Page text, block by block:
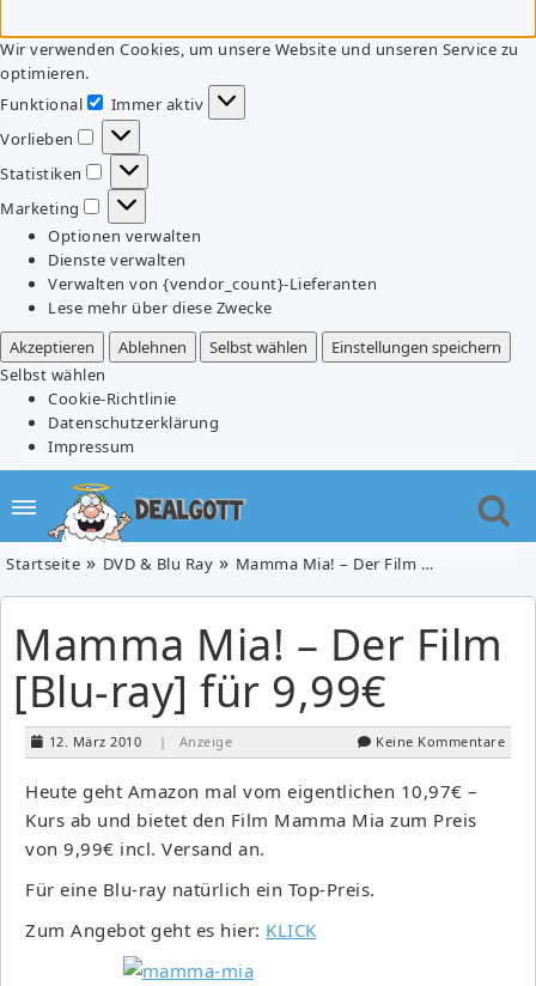
Wir verwenden Cookies, um unsere Website und unseren Service zu
optimieren.
Funktional
Funktional
Immer aktiv
Vorlieben
Vorlieben
Statistiken
Statistiken
Marketing
Marketing
Optionen verwalten
Dienste verwalten
Verwalten von {vendor_count}-Lieferanten
Lese mehr über diese Zwecke
Akzeptieren
Ablehnen Selbst wählen
Einstellungen speichern
Selbst wählen
Cookie-Richtlinie
Datenschutzerklärung
Impressum
Startseite DVD & Blu Ray Mamma Mia! – Der Film [Blu-ray] für 9,99€
Mamma Mia! – Der Film
[Blu-ray] für 9,99€
12. März 2010 | Anzeige Keine Kommentare
Heute geht Amazon mal vom eigentlichen 10,97€ –
Kurs ab und bietet den Film Mamma Mia zum Preis
von 9,99€ incl. Versand an.
Für eine Blu-ray natürlich ein Top-Preis.
Zum Angebot geht es hier: KLICK